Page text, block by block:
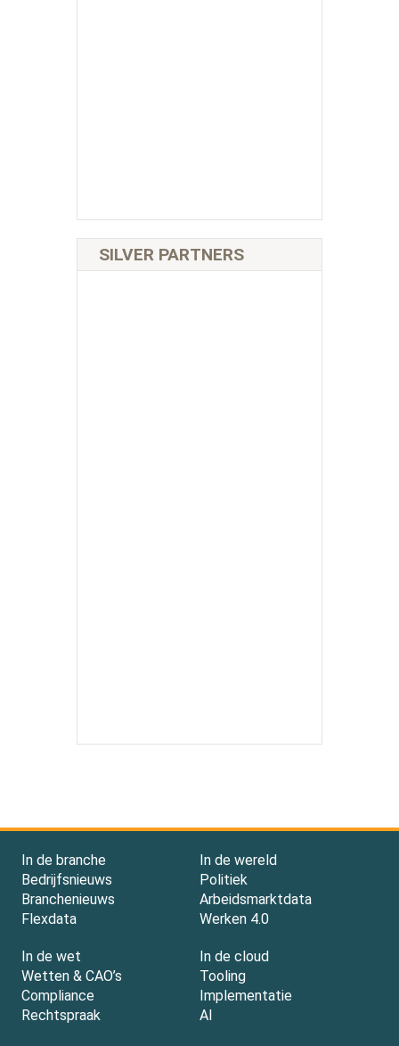
SILVER PARTNERS
In de branche
Bedrijfsnieuws
Branchenieuws
Flexdata
In de wereld
Politiek
Arbeidsmarktdata
Werken 4.0
In de wet
Wetten & CAO’s
Compliance
Rechtspraak
In de cloud
Tooling
Implementatie
AI